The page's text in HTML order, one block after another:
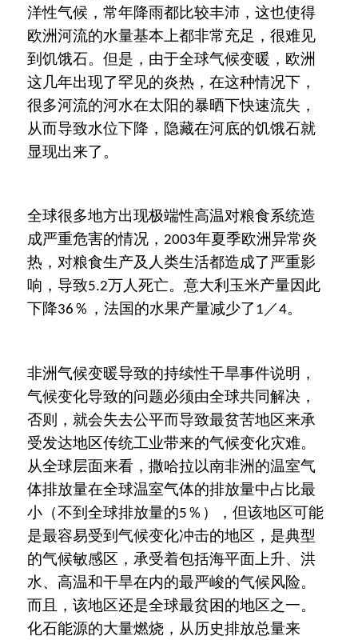
洋性气候，常年降雨都比较丰沛，这也使得
欧洲河流的水量基本上都非常充足，很难见
到饥饿石。但是，由于全球气候变暖，欧洲
这几年出现了罕见的炎热，在这种情况下，
很多河流的河水在太阳的暴晒下快速流失，
从而导致水位下降，隐藏在河底的饥饿石就
显现出来了。
全球很多地方出现极端性高温对粮食系统造
成严重危害的情况，2003年夏季欧洲异常炎
热，对粮食生产及人类生活都造成了严重影
响，导致5.2万人死亡。意大利玉米产量因此
下降36 ％，法国的水果产量减少了 1 ／4。
非洲气候变暖导致的持续性干旱事件说明，
气候变化导致的问题必须由全球共同解决，
否则，就会失去公平而导致最贫苦地区来承
受发达地区传统工业带来的气候变化灾难。
从全球层面来看，撒哈拉以南非洲的温室气
体排放量在全球温室气体的排放量中占比最
小（不到全球排放量的5 ％），但该地区可能
是最容易受到气候变化冲击的地区，是典型
的气候敏感区，承受着包括海平面上升、洪
水、高温和干旱在内的最严峻的气候风险。
而且，该地区还是全球最贫困的地区之一。
化石能源的大量燃烧，从历史排放总量来